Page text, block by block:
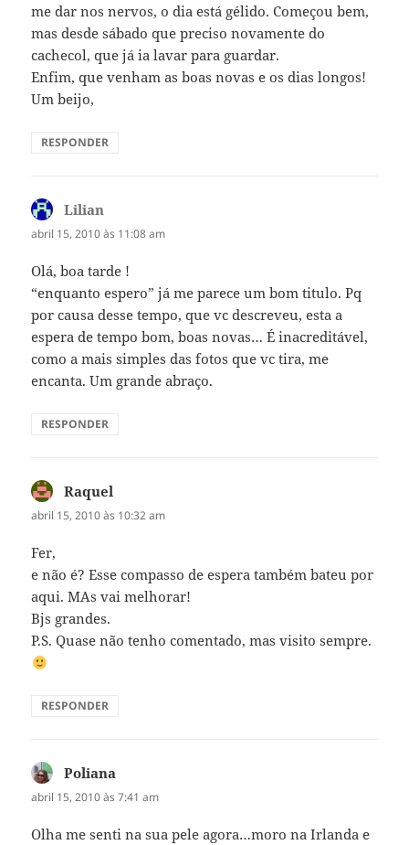
me dar nos nervos, o dia está gélido. Começou bem,
mas desde sábado que preciso novamente do
cachecol, que já ia lavar para guardar.
Enfim, que venham as boas novas e os dias longos!
Um beijo,
RESPONDER
Lilian
abril 15, 2010 às 11:08 am
Olá, boa tarde !
“enquanto espero” já me parece um bom titulo. Pq
por causa desse tempo, que vc descreveu, esta a
espera de tempo bom, boas novas… É inacreditável,
como a mais simples das fotos que vc tira, me
encanta. Um grande abraço.
RESPONDER
Raquel
abril 15, 2010 às 10:32 am
Fer,
e não é? Esse compasso de espera também bateu por
aqui. MAs vai melhorar!
Bjs grandes.
P.S. Quase não tenho comentado, mas visito sempre.
RESPONDER
Poliana
abril 15, 2010 às 7:41 am
Olha me senti na sua pele agora…moro na Irlanda e